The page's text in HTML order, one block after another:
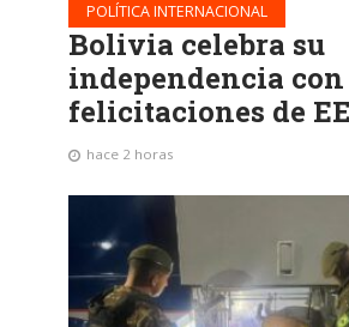
POLÍTICA INTERNACIONAL
Bolivia celebra su
independencia con
felicitaciones de
hace 2 horas